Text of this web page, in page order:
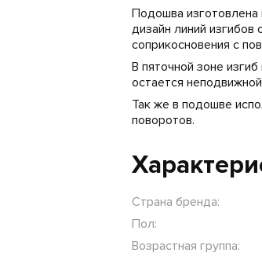
Подошва изготовлена
дизайн линий изгибов
соприкосновения с
В пяточной зоне
остается
Так же в подошве
поворотов.
Страна бренда:
Пол:
Возрастная группа: